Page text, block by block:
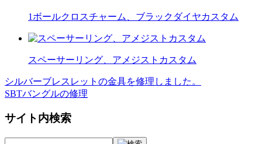
1ボールクロスチャーム、ブラックダイヤカスタム
スペーサーリング、アメジストカスタム
投
稿
ナ
ビ
シルバーブレスレットの金具を修理しました。
SBTバングルの修理
サイト内検索